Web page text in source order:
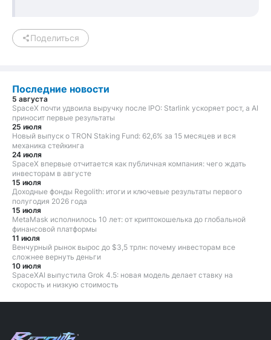
Поделиться
Последние новости
5 августа
SpaceX почти удвоила выручку после IPO: Starlink ускоряет рост, а AI
приносит первые результаты
25 июля
Новый выпуск о TRON Staking Fund: 62,6% за 15 месяцев и вся
механика стейкинга
24 июля
SpaceX впервые отчитается как публичная компания: чего ждать
инвесторам в августе
15 июля
Доходные фонды Regolith: итоги и ключевые результаты первого
полугодия 2026 года
15 июля
MetaMask исполнилось 10 лет: от криптокошелька до глобальной
финансовой платформы
11 июля
Венчурный рынок вырос до $3,5 трлн: почему инвесторам все
сложнее вернуть деньги
10 июля
SpaceXAI выпустила Grok 4.5: новая модель делает ставку на
скорость и низкую стоимость